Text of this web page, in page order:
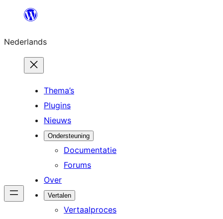
de
inhoud
Nederlands
Thema’s
Plugins
Nieuws
Ondersteuning
Documentatie
Forums
Over
Vertalen
Vertaalproces